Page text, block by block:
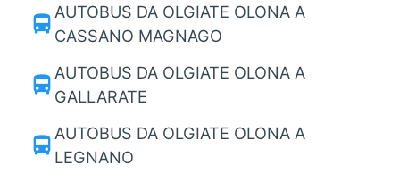
directions_bus AUTOBUS DA OLGIATE OLONA A
CASSANO MAGNAGO
directions_bus AUTOBUS DA OLGIATE OLONA A
GALLARATE
directions_bus AUTOBUS DA OLGIATE OLONA A
LEGNANO